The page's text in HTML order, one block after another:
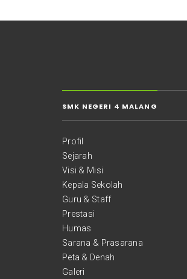
SMK NEGERI 4 MALANG
Profil
Sejarah
Visi & Misi
Kepala Sekolah
Guru & Staff
Prestasi
Humas
Sarana & Prasarana
Peta & Denah
Galeri